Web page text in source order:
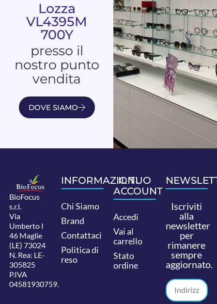
Lozza
VL4395M
700Y
presso il
nostro punto
vendita
DOVE SIAMO
BioFocus
s.r.l.
Via
Umberto I
46 Maglie
(LE) 73024
N. Rea: LE-
305825
P.IVA
04581930759.
INFORMAZIONI
Chi Siamo
Brand
Contattaci
Politica di
reso
IL TUO
ACCOUNT
Accedi
Vai al
carrello
Stato
ordine
Iscriviti
alla
newsletter
per
rimanere
sempre
aggiornato.